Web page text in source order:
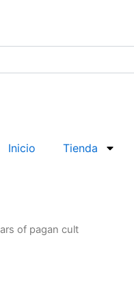
Inicio Tienda
of pagan cult